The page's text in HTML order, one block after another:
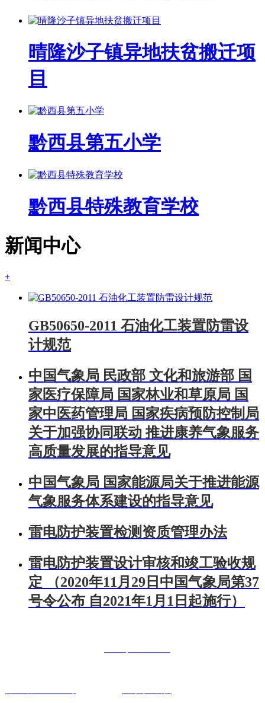
晴隆沙子镇异地扶贫搬迁项
目
黔西县第五小学
黔西县特殊教育学校
新闻中心
+
GB50650-2011 石油化工装置防雷设
计规范
中国气象局 民政部 文化和旅游部 国
家医疗保障局 国家林业和草原局 国
家中医药管理局 国家疾病预防控制局
关于加强协同联动 推进康养气象服务
高质量发展的指导意见
中国气象局 国家能源局关于推进能源
气象服务体系建设的指导意见
雷电防护装置检测资质管理办法
雷电防护装置设计审核和竣工验收规
定 （2020年11月29日中国气象局第37
号令公布 自2021年1月1日起施行）